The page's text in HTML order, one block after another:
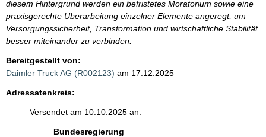
diesem Hintergrund werden ein befristetes Moratorium sowie eine
praxisgerechte Überarbeitung einzelner Elemente angeregt, um
Versorgungssicherheit, Transformation und wirtschaftliche Stabilität
besser miteinander zu verbinden.
Bereitgestellt von:
Daimler Truck AG (R002123) am 17.12.2025
Adressatenkreis:
Versendet am 10.10.2025 an:
Bundesregierung